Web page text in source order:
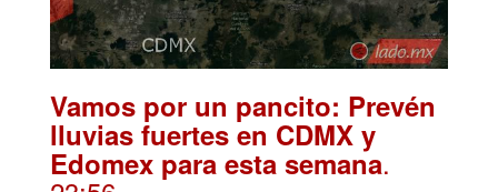
Vamos por un pancito: Prevén
lluvias fuertes en CDMX y
Edomex para esta semana.